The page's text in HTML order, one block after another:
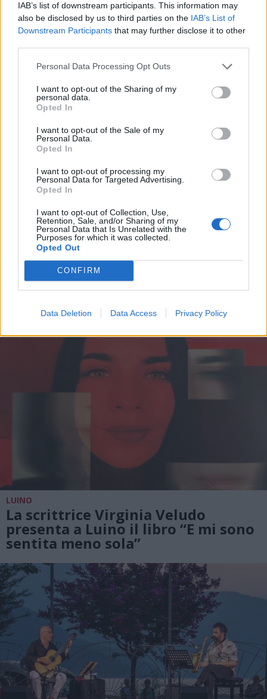
IAB’s list of downstream participants. This information may
also be disclosed by us to third parties on the IAB’s List of
Downstream Participants that may further disclose it to other
Personal Data Processing Opt Outs
I want to opt-out of the Sharing of my
personal data.
Opted In
I want to opt-out of the Sale of my
Personal Data.
Opted In
I want to opt-out of processing my
Personal Data for Targeted Advertising.
Opted In
I want to opt-out of Collection, Use,
Retention, Sale, and/or Sharing of my
Personal Data that Is Unrelated with the
Purposes for which it was collected.
Opted Out
CONFIRM
Data Deletion Data Access Privacy Policy
ALTRE NOTIZIE DI LUINO
Luino festeggia la maestra
Giuseppina Maspero: cento anni tra
scuola, famiglia e comunità
LUINO
La scrittrice Virginia Veludo
presenta a Luino il libro “E mi sono
sentita meno sola”